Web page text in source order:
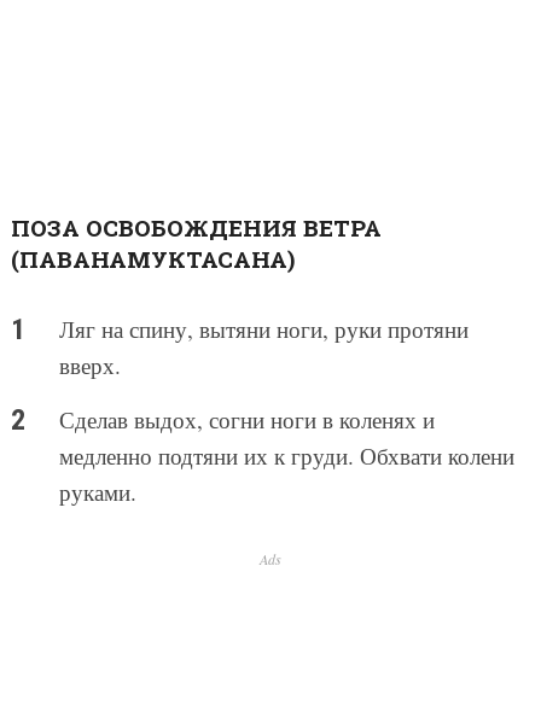
ПОЗА ОСВОБОЖДЕНИЯ ВЕТРА
(ПАВАНАМУКТАСАНА)
Ляг на спину, вытяни ноги, руки протяни
вверх.
Сделав выдох, согни ноги в коленях и
медленно подтяни их к груди. Обхвати колени
руками.
Ads